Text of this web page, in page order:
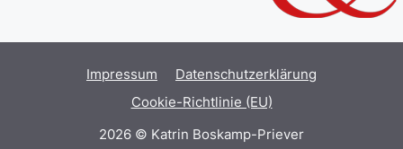
Impressum
Datenschutzerklärung
Cookie-Richtlinie (EU)
2026 © Katrin Boskamp-Priever